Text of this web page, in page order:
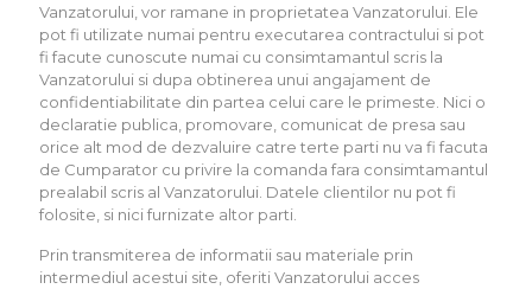
Vanzatorului, vor ramane in proprietatea Vanzatorului. Ele
pot fi utilizate numai pentru executarea contractului si pot
fi facute cunoscute numai cu consimtamantul scris la
Vanzatorului si dupa obtinerea unui angajament de
confidentiabilitate din partea celui care le primeste. Nici o
declaratie publica, promovare, comunicat de presa sau
orice alt mod de dezvaluire catre terte parti nu va fi facuta
de Cumparator cu privire la comanda fara consimtamantul
prealabil scris al Vanzatorului. Datele clientilor nu pot fi
folosite, si nici furnizate altor parti.
Prin transmiterea de informatii sau materiale prin
intermediul acestui site, oferiti Vanzatorului acces